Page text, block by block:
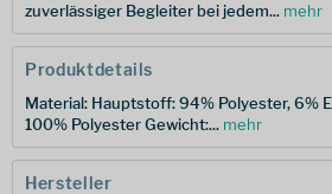
zuverlässiger Begleiter bei jedem... mehr
Produktdetails
Material: Hauptstoff: 94% Polyester, 6%
100% Polyester Gewicht:... mehr
Hersteller